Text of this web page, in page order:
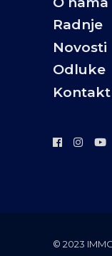
Radnje
Novosti
Odluke
Kontakt
©️ 2023